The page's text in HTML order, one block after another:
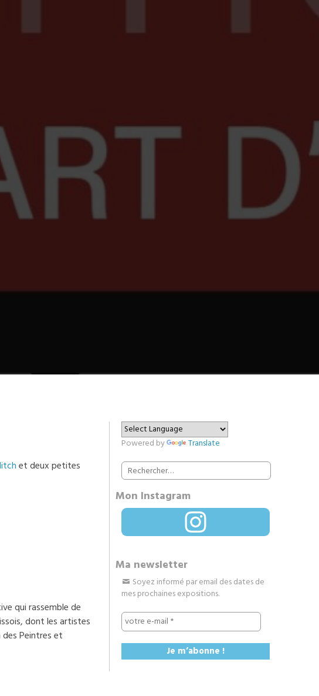
au 21 déc
et deux petites
qui rassemble de
dont les artistes
des Peintres et
Powered by
Translate
Rechercher :
Mon Instagram
Instagram
Ma newsletter
Soyez informé par email des dates de
mes prochaines expositions.